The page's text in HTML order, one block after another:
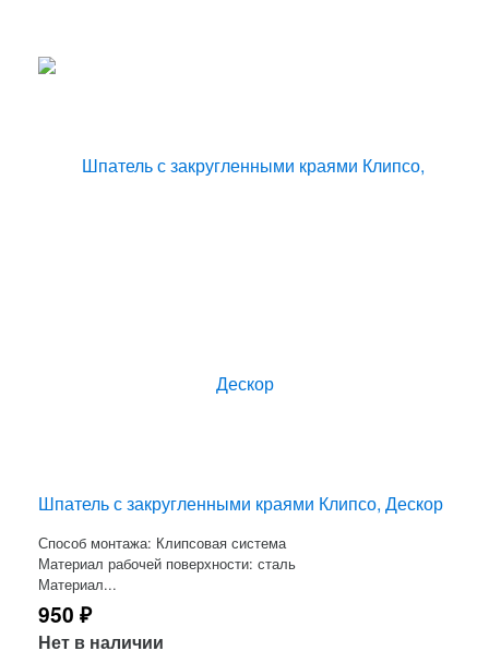
Шпатель с закругленными краями Клипсо, Дескор
Способ монтажа: Клипсовая система
Материал рабочей поверхности: сталь
Материал...
950 ₽
Нет в наличии